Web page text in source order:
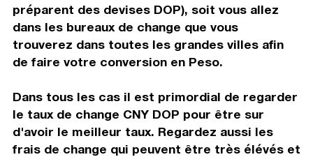
préparent des devises DOP), soit vous allez
dans les bureaux de change que vous
trouverez dans toutes les grandes villes afin
de faire votre conversion en Peso.
Dans tous les cas il est primordial de regarder
le taux de change CNY DOP pour être sur
d'avoir le meilleur taux. Regardez aussi les
frais de change qui peuvent être très élévés et